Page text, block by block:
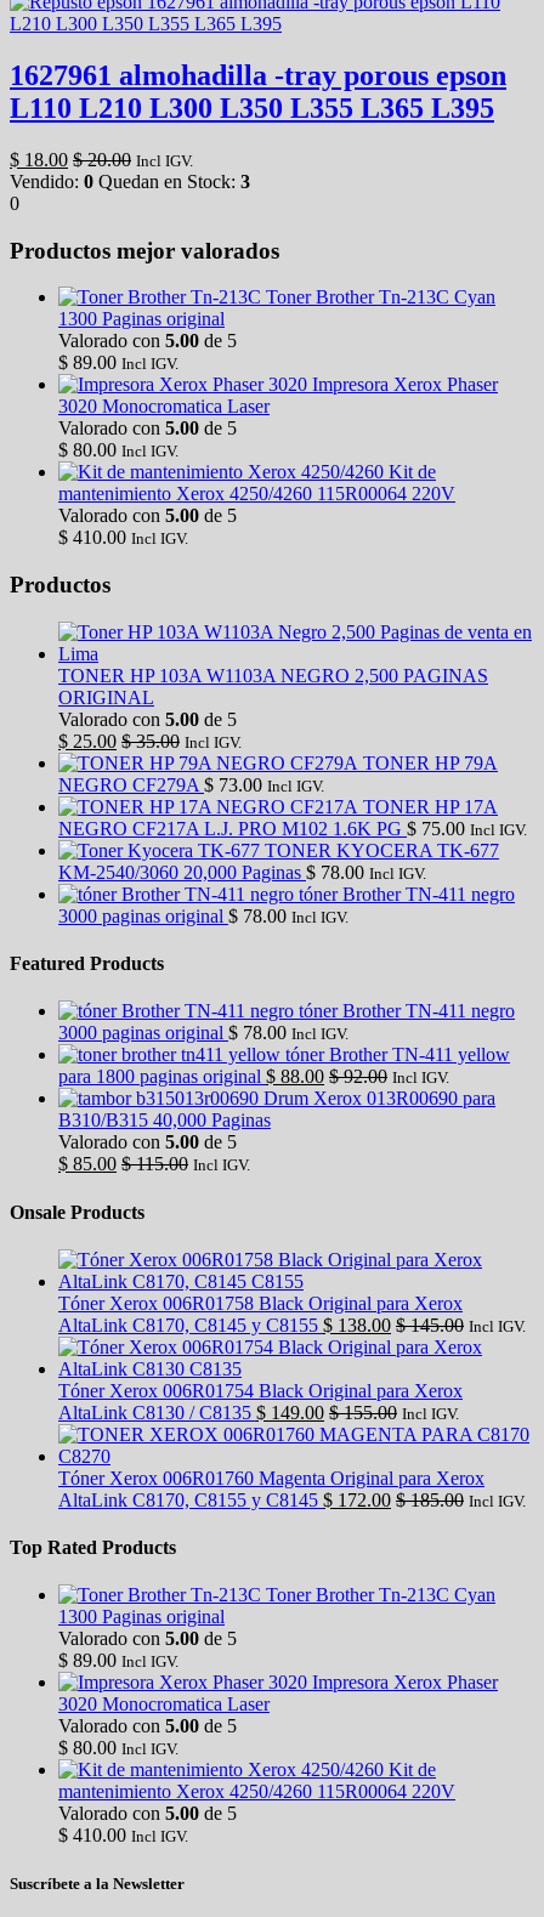
1627961 almohadilla -tray porous epson
L110 L210 L300 L350 L355 L365 L395
$ 18.00 $20.00 Incl IGV.
Vendido: 0 Quedan en Stock: 3
0
Productos mejor valorados
Toner Brother Tn-213C Cyan
1300 Paginas original
Valorado con 5.00 de 5
$ 89.00 Incl IGV.
Impresora Xerox Phaser
3020 Monocromatica Laser
Valorado con 5.00 de 5
$ 80.00 Incl IGV.
Kit de
mantenimiento Xerox 4250/4260 115R00064 220V
Valorado con 5.00 de 5
$ 410.00 Incl IGV.
Productos
TONER HP 103A W1103A NEGRO 2,500 PAGINAS
ORIGINAL
Valorado con 5.00 de 5
$ 25.00 $35.00 Incl IGV.
TONER HP 79A
NEGRO CF279A $ 73.00 Incl IGV.
TONER HP 17A
NEGRO CF217A L.J. PRO M102 1.6K PG $ 75.00 Incl IGV.
TONER KYOCERA TK-677
KM-2540/3060 20,000 Paginas $ 78.00 Incl IGV.
tóner Brother TN-411 negro
3000 paginas original $ 78.00 Incl IGV.
Featured Products
tóner Brother TN-411 negro
3000 paginas original $ 78.00 Incl IGV.
tóner Brother TN-411 yellow
para 1800 paginas original $ 88.00 $92.00 Incl IGV.
Drum Xerox 013R00690 para
B310/B315 40,000 Paginas
Valorado con 5.00 de 5
$ 85.00 $115.00 Incl IGV.
Onsale Products
Tóner Xerox 006R01758 Black Original para Xerox
AltaLink C8170, C8145 y C8155 $ 138.00 $145.00 Incl IGV.
Tóner Xerox 006R01754 Black Original para Xerox
AltaLink C8130 / C8135 $ 149.00 $155.00 Incl IGV.
Tóner Xerox 006R01760 Magenta Original para Xerox
AltaLink C8170, C8155 y C8145 $ 172.00 $185.00 Incl IGV.
Top Rated Products
Toner Brother Tn-213C Cyan
1300 Paginas original
Valorado con 5.00 de 5
$ 89.00 Incl IGV.
Impresora Xerox Phaser
3020 Monocromatica Laser
Valorado con 5.00 de 5
$ 80.00 Incl IGV.
Kit de
mantenimiento Xerox 4250/4260 115R00064 220V
Valorado con 5.00 de 5
$ 410.00 Incl IGV.
Suscríbete a la Newsletter